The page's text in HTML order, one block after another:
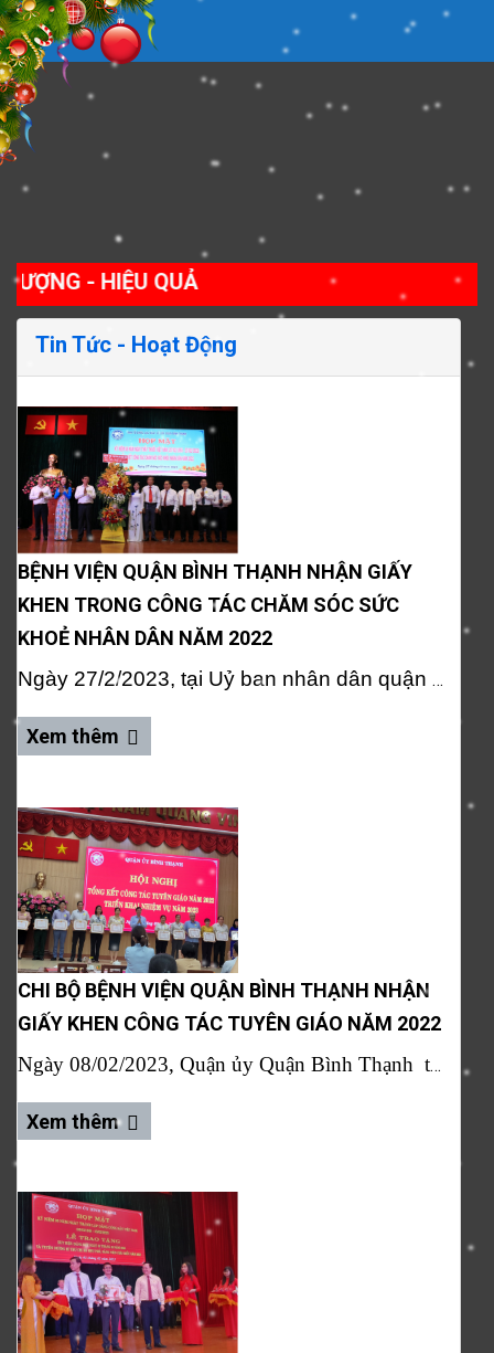
Tin Tức - Hoạt Động
BỆNH VIỆN QUẬN BÌNH THẠNH NHẬN GIẤY
KHEN TRONG CÔNG TÁC CHĂM SÓC SỨC
KHOẺ NHÂN DÂN NĂM 2022
Ngày 27/2/2023, tại Uỷ ban nhân dân quận Bình Thạnh đã tổ chức họp mặt kỷ niệm 68 năm ngày thầy thuốc Việt Nam (27/02/1955 – 27/02/2023) và tổng kết công tác chăm sóc sức khoẻ nhân dân năm 2022.
Xem thêm
CHI BỘ BỆNH VIỆN QUẬN BÌNH THẠNH NHẬN
GIẤY KHEN CÔNG TÁC TUYÊN GIÁO NĂM 2022
Ngày 08/02/2023, Quận ủy Quận Bình Thạnh tổ chức hội nghị tổng kết công tác Tuyên giáo năm 2022, triển khai nhiệm vụ năm 2023
Xem thêm